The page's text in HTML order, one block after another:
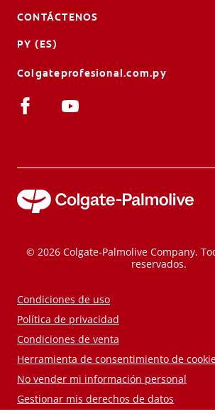
CONTÁCTENOS
PY (ES)
Colgateprofesional.com.py
© 2026 Colgate-Palmolive Company.
reservados.
Condiciones de uso
Política de privacidad
Condiciones de venta
Herramienta de consentimiento de
No vender mi información personal
Gestionar mis derechos de datos